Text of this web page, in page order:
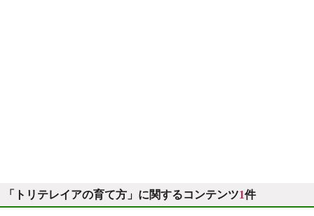
「トリテレイアの育て方」に関するコンテンツ1件